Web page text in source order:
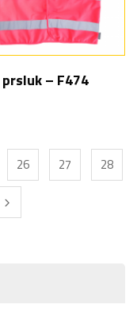
– F474
26 27 28